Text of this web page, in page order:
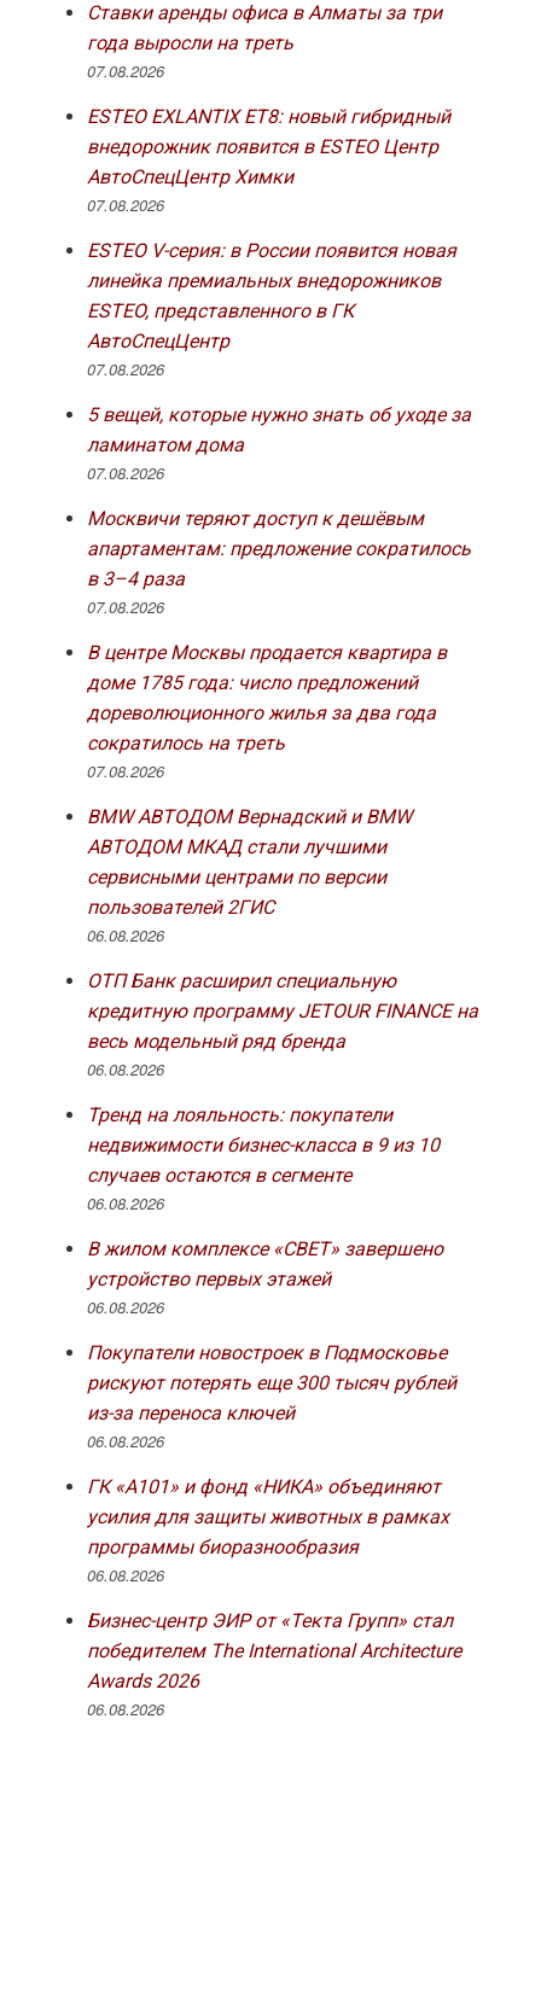
Ставки аренды офиса в Алматы за три
года выросли на треть
07.08.2026
ESTEO EXLANTIX ET8: новый гибридный
внедорожник появится в ESTEO Центр
АвтоСпецЦентр Химки
07.08.2026
ESTEO V-серия: в России появится новая
линейка премиальных внедорожников
ESTEO, представленного в ГК
АвтоСпецЦентр
07.08.2026
5 вещей, которые нужно знать об уходе за
ламинатом дома
07.08.2026
Москвичи теряют доступ к дешёвым
апартаментам: предложение сократилось
в 3–4 раза
07.08.2026
В центре Москвы продается квартира в
доме 1785 года: число предложений
дореволюционного жилья за два года
сократилось на треть
07.08.2026
BMW АВТОДОМ Вернадский и BMW
АВТОДОМ МКАД стали лучшими
сервисными центрами по версии
пользователей 2ГИС
06.08.2026
ОТП Банк расширил специальную
кредитную программу JETOUR FINANCE на
весь модельный ряд бренда
06.08.2026
Тренд на лояльность: покупатели
недвижимости бизнес-класса в 9 из 10
случаев остаются в сегменте
06.08.2026
В жилом комплексе «СВЕТ» завершено
устройство первых этажей
06.08.2026
Покупатели новостроек в Подмосковье
рискуют потерять еще 300 тысяч рублей
из-за переноса ключей
06.08.2026
ГК «А101» и фонд «НИКА» объединяют
усилия для защиты животных в рамках
программы биоразнообразия
06.08.2026
Бизнес-центр ЭИР от «Текта Групп» стал
победителем The International Architecture
Awards 2026
06.08.2026